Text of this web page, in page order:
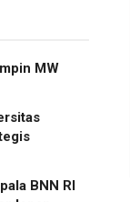
MW
BNN RI